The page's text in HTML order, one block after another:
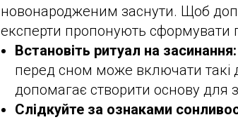
новонародженим заснути. Щоб
експерти пропонують сформувати
Встановіть ритуал на засинання:
перед сном може включати такі
допомагає створити основу для
Слідкуйте за ознаками